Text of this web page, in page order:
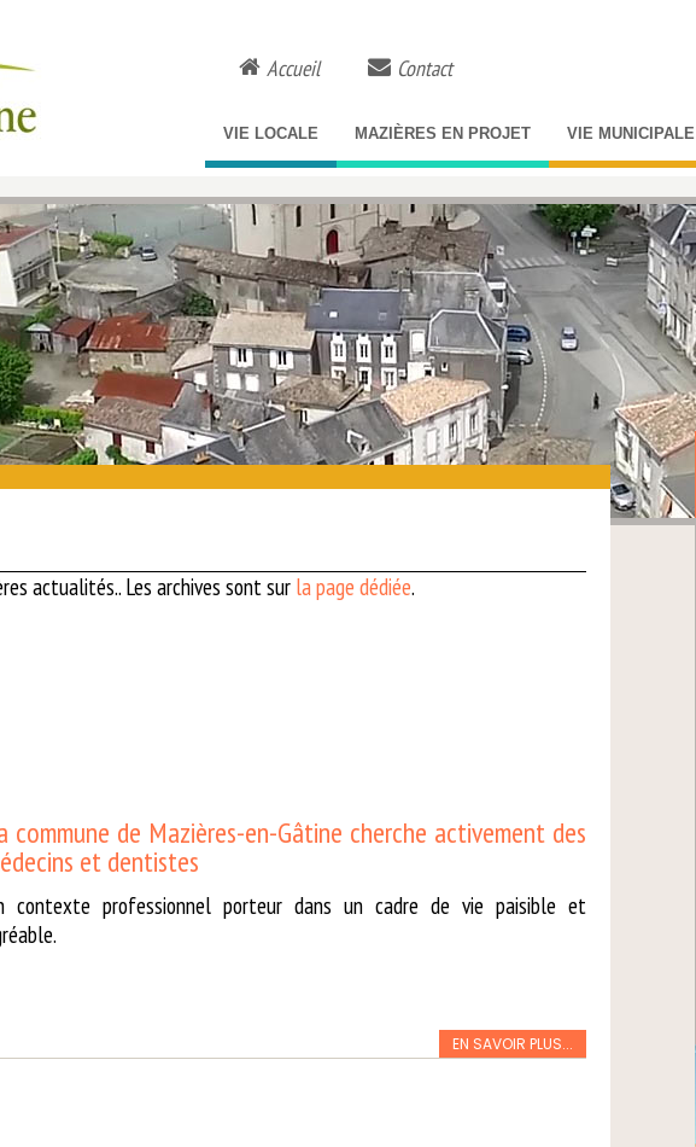
Accueil Contact
VIE LOCALE MAZIÈRES EN PROJET VIE MUNICIPALE
actualités.. Les archives sont sur la page dédiée.
commune de Mazières-en-Gâtine cherche activement des
et dentistes
contexte professionnel porteur dans un cadre de vie paisible et
EN SAVOIR PLUS...